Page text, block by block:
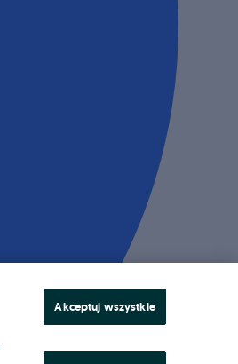
Akceptuj wszystkie